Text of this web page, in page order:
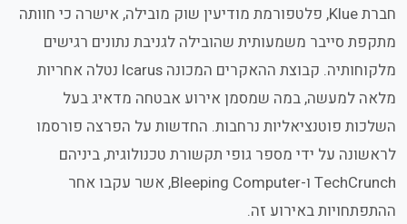
חברת Klue, פלטפורמת מודיעין שוק מובילה, אישרה כי חוותה
מתקפת סייבר משמעותית שהובילה לגניבת נתונים רגישים
מלקוחותיה. קבוצת ההאקרים המכונה Icarus נטלה אחריות
מלאה למעשה, במה שמסמן אירוע אבטחה מדאיג בעל
השלכות פוטנציאליות נרחבות. החדשות על הפרצה פורסמו
לראשונה על ידי מספר גופי תקשורת טכנולוגית, ביניהם
TechCrunch ו-Bleeping Computer, אשר עקבו אחר
ההתפתחויות באירוע זה.